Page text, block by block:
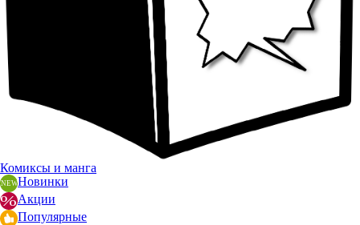
Комиксы и манга
Новинки
Акции
Популярные